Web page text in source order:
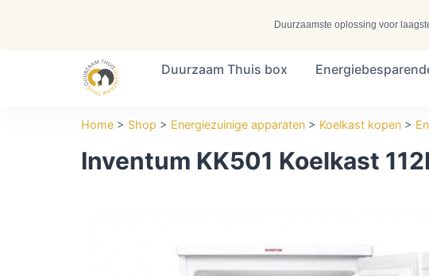
Duurzaamste oplossing voor
Duurzaam Thuis box
Home > Shop > Energiezuinige apparaten > Koelkast kopen >
Inventum KK501 Koelkast